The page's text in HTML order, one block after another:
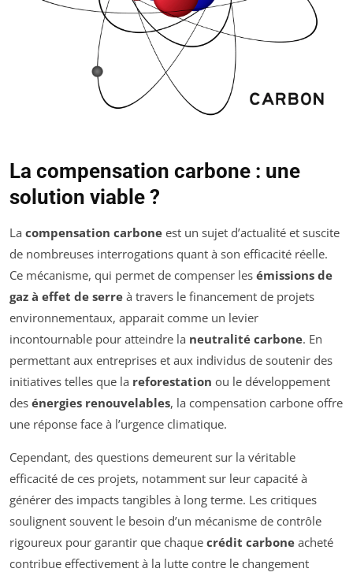
La compensation carbone : une
solution viable ?
La compensation carbone est un sujet d’actualité et suscite
de nombreuses interrogations quant à son efficacité réelle.
Ce mécanisme, qui permet de compenser les émissions de
gaz à effet de serre à travers le financement de projets
environnementaux, apparait comme un levier
incontournable pour atteindre la neutralité carbone. En
permettant aux entreprises et aux individus de soutenir des
initiatives telles que la reforestation ou le développement
des énergies renouvelables, la compensation carbone offre
une réponse face à l’urgence climatique.
Cependant, des questions demeurent sur la véritable
efficacité de ces projets, notamment sur leur capacité à
générer des impacts tangibles à long terme. Les critiques
soulignent souvent le besoin d’un mécanisme de contrôle
rigoureux pour garantir que chaque crédit carbone acheté
contribue effectivement à la lutte contre le changement